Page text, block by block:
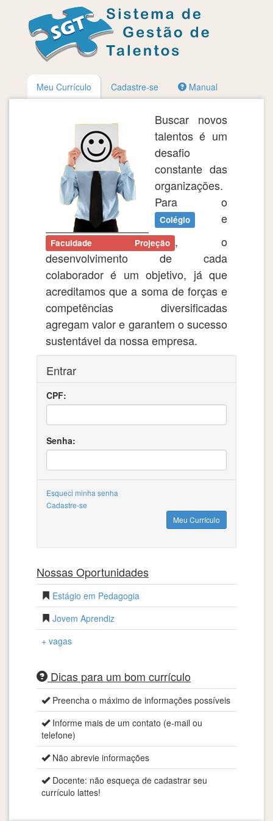
Meu Currículo Cadastre-se Manual
Buscar novos
talentos é um
desafio
constante das
organizações.
Para o
Colégio e
Faculdade Projeção , o
desenvolvimento de cada
colaborador é um objetivo, já que
acreditamos que a soma de forças e
competências diversificadas
agregam valor e garantem o sucesso
sustentável da nossa empresa.
Entrar
CPF:
Senha:
Esqueci minha senha
Cadastre-se
Meu Currículo
Nossas Oportunidades
Estágio em Pedagogia
Jovem Aprendiz
+ vagas
Dicas para um bom currículo
Preencha o máximo de informações possíveis
Informe mais de um contato (e-mail ou
telefone)
Não abrevie informações
Docente: não esqueça de cadastrar seu
currículo lattes!